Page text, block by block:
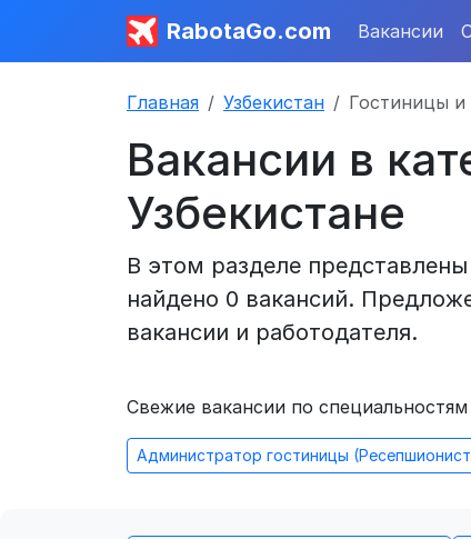
RabotaGo.com Вакансии
Главная Узбекистан Гостиницы и
Вакансии в
Узбекистане
В этом разделе
найдено 0 вакансий.
вакансии и работодателя.
Свежие вакансии по
Администратор гостиницы